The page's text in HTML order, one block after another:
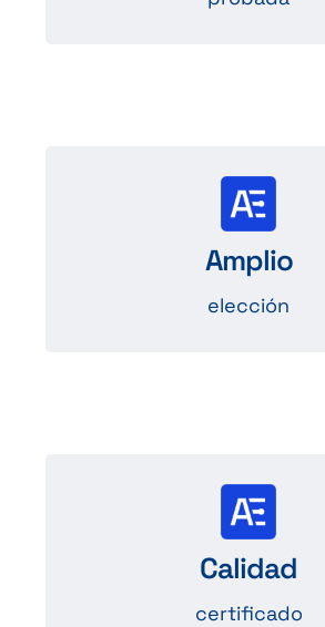
Amplio
elección
Más de
1000 referencias de
disponibles
Calidad
certificado
Productos
con las normas
RoHS, ISO, etc.)